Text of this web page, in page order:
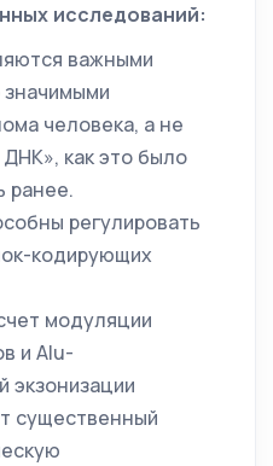
исследований:
важными
человека, а не
ДНК», как это было
ранее.
регулировать
кодирующих
модуляции
и Alu-
экзонизации
существенный